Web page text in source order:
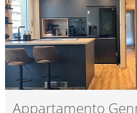
Appartamento